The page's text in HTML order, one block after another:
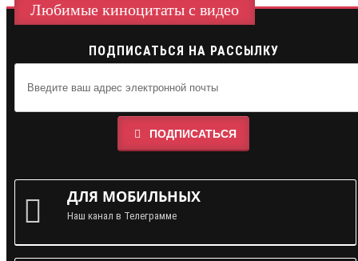
Любимые киноцитаты с видео
ПОДПИСАТЬСЯ НА РАССЫЛКУ
ПОДПИСАТЬСЯ
ДЛЯ МОБИЛЬНЫХ
Наш канал в Телеграмме